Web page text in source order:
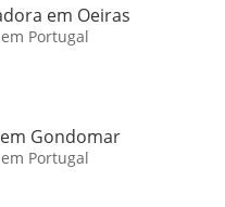
em Oeiras
Portugal
Gondomar
Portugal